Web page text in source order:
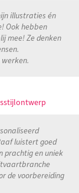
illustraties én
Ook hebben
mee! Ze denken
luistert goed
prachtig en uniek
de voorbereiding